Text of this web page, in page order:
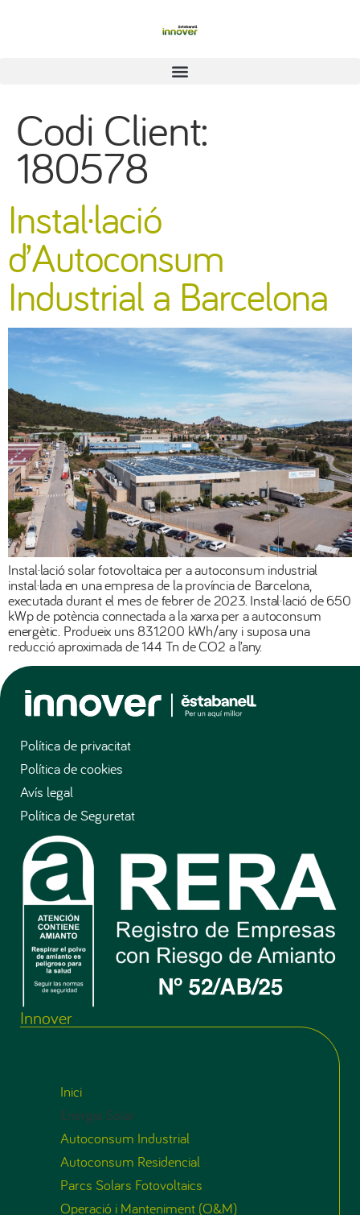
Codi Client:
180578
Instal·lació
d’Autoconsum
Industrial a Barcelona
Instal·lació solar fotovoltaica per a autoconsum industrial
instal·lada en una empresa de la província de Barcelona,
executada durant el mes de febrer de 2023. Instal·lació de 650
kWp de potència connectada a la xarxa per a autoconsum
energètic. Produeix uns 831.200 kWh/any i suposa una
reducció aproximada de 144 Tn de CO2 a l’any.
Política de privacitat
Política de cookies
Avís legal
Política de Seguretat
Innover
Inici
Energia Solar
Autoconsum Industrial
Autoconsum Residencial
Parcs Solars Fotovoltaics
Operació i Manteniment (O&M)